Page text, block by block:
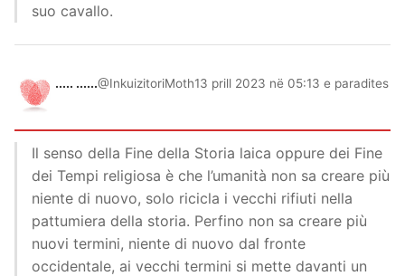
suo cavallo.
..... ......@InkuizitoriMoth13 prill 2023 në 05:13 e paradites
Il senso della Fine della Storia laica oppure dei Fine
dei Tempi religiosa è che l’umanità non sa creare più
niente di nuovo, solo ricicla i vecchi rifiuti nella
pattumiera della storia. Perfino non sa creare più
nuovi termini, niente di nuovo dal fronte
occidentale, ai vecchi termini si mette davanti un